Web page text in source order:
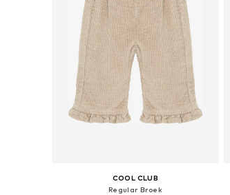
COOL CLUB
Regular Broek